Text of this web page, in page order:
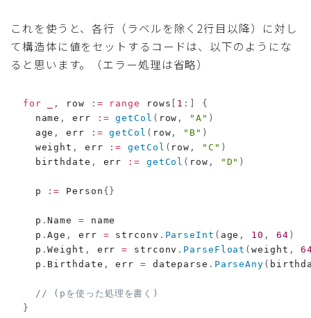
これを使うと、各行（ラベルを除く2行目以降）に対し
て構造体に値をセットするコードは、以下のようにな
ると思います。（エラー処理は省略）
for , row := range rows 1 :
{
    name
, err := getCol ( row , "A" )
    age
, err := getCol ( row , "B" )
    weight
, err := getCol ( row , "C" )
    birthdate
, err := getCol ( row , "D" )
    p
:= Person { }
    p
.Name = name
    p
.Age , err = strconv . ParseInt ( age , 10 , 64 )
    p
.Weight , err = strconv . ParseFloat (weight ,
    p
. Birthdate , err = dateparse . ParseAny (
// (pを使った処理を書く)
}